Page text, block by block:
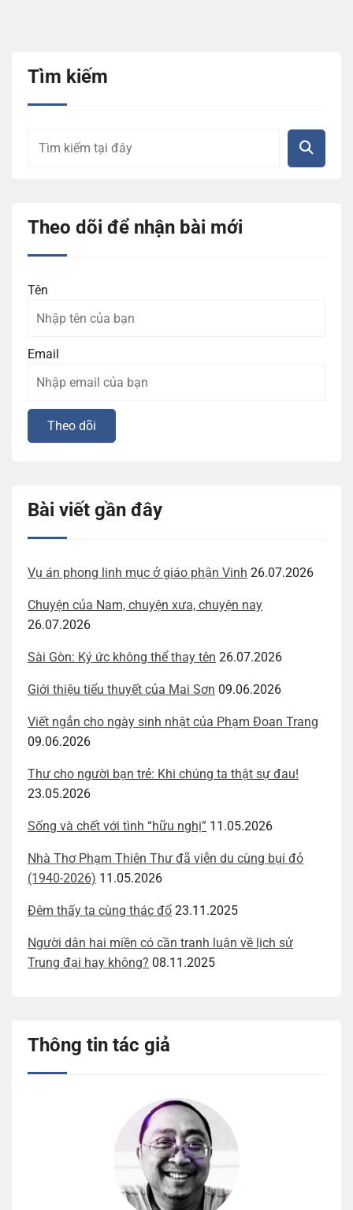
Tìm kiếm
Theo dõi để nhận bài mới
Tên
Email
Bài viết gần đây
Vụ án phong linh mục ở giáo phận Vinh 26.07.2026
Chuyện của Nam, chuyện xưa, chuyện nay
26.07.2026
Sài Gòn: Ký ức không thể thay tên 26.07.2026
Giới thiệu tiểu thuyết của Mai Sơn 09.06.2026
Viết ngắn cho ngày sinh nhật của Phạm Đoan Trang
09.06.2026
Thư cho người bạn trẻ: Khi chúng ta thật sự đau!
23.05.2026
Sống và chết với tình “hữu nghị” 11.05.2026
Nhà Thơ Phạm Thiên Thư đã viễn du cùng bụi đỏ
(1940-2026) 11.05.2026
Đêm thấy ta cùng thác đổ 23.11.2025
Người dân hai miền có cần tranh luận về lịch sử
Trung đại hay không? 08.11.2025
Thông tin tác giả